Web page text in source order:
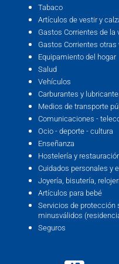
Tabaco
Artículos de vestir y
Gastos Corrientes de la
Gastos Corrientes otras
Equipamiento del hogar
Salud
Vehículos
Carburantes y
Medios de transporte
Comunicaciones -
Ocio - deporte - cultura
Enseñanza
Hostelería y
Cuidados personales y
Joyería, bisutería,
Artículos para bebé
Servicios de protección
minusválidos
Seguros